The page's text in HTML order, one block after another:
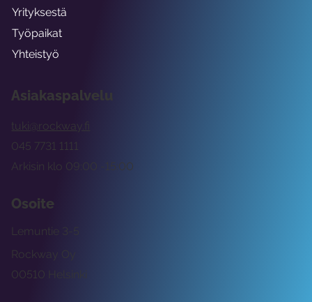
Asiakaspalvelu
tuki@rockway.fi
Arkisin klo 09:00 -15:00
045 7731 1111
Osoite
Rockway Oy
Lemuntie 3-5
00510 Helsinki
Yrityksestä
Työpaikat
Yhteistyö